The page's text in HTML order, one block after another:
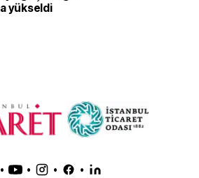
yükseldi
• • • •